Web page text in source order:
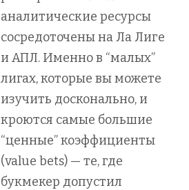
аналитические ресурсы
сосредоточены на Ла Лиге
и АПЛ. Именно в “малых”
лигах, которые вы можете
изучить досконально, и
кроются самые большие
“ценные” коэффициенты
(value bets) — те, где
букмекер допустил